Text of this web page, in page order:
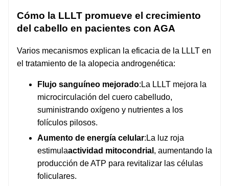
Cómo la LLLT promueve el crecimiento
del cabello en pacientes con AGA
Varios mecanismos explican la eficacia de la LLLT en
el tratamiento de la alopecia androgenética:
Flujo sanguíneo mejorado:La LLLT mejora la
microcirculación del cuero cabelludo,
suministrando oxígeno y nutrientes a los
folículos pilosos.
Aumento de energía celular:La luz roja
estimulaactividad mitocondrial , aumentando la
producción de ATP para revitalizar las células
foliculares.